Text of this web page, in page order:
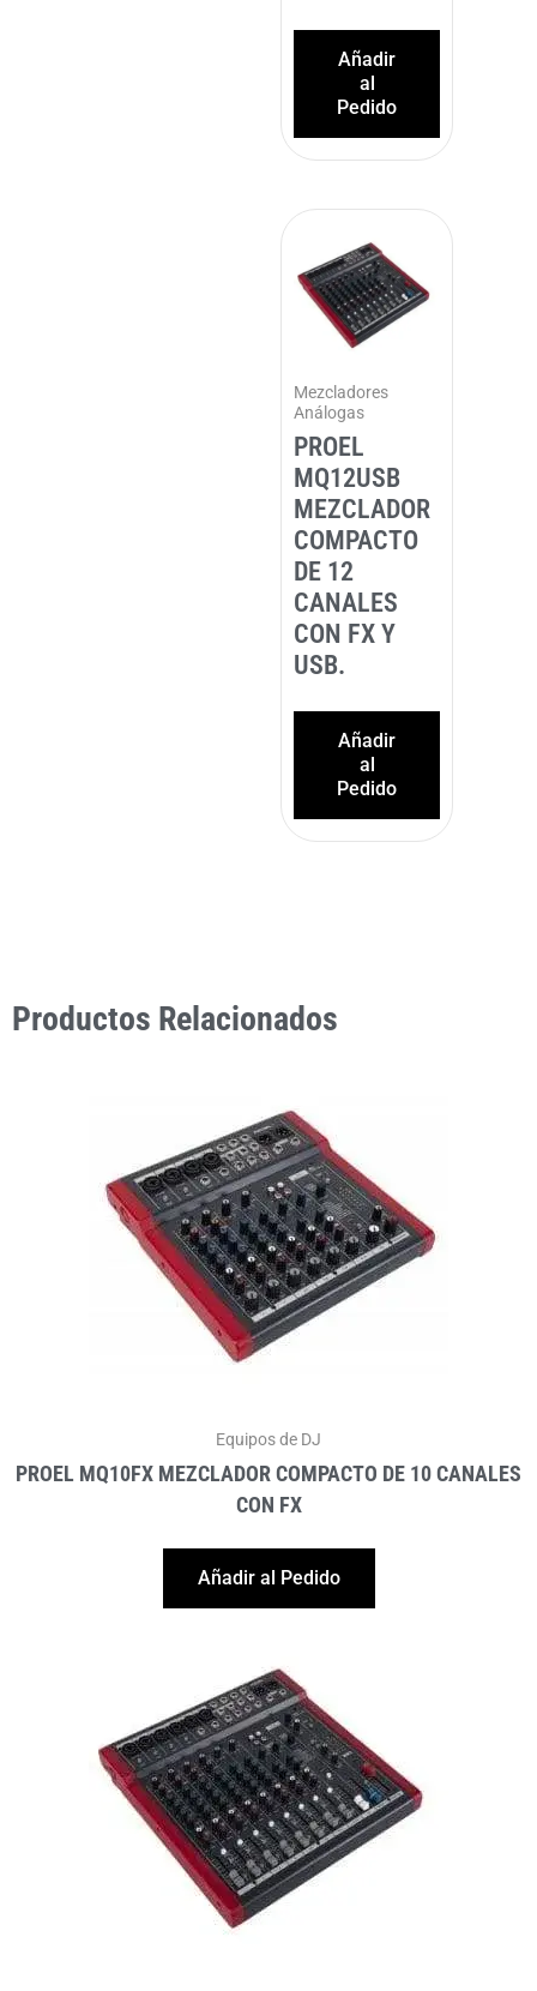
Añadir
al
Pedido
Mezcladores
Análogas
PROEL
MQ12USB
MEZCLADOR
COMPACTO
DE 12
CANALES
CON FX Y
USB.
Añadir
al
Pedido
Productos Relacionados
Equipos de DJ
PROEL MQ10FX MEZCLADOR COMPACTO DE 10 CANALES
CON FX
Añadir al Pedido